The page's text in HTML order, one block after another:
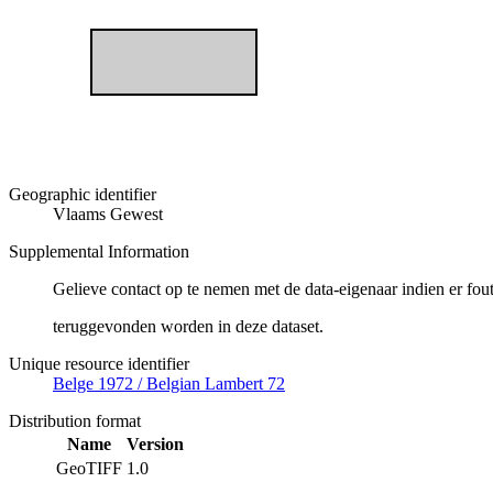
Geographic identifier
Vlaams Gewest
Supplemental Information
Gelieve contact op te nemen met de data-eigenaar indien er
teruggevonden worden in deze dataset.
Unique resource identifier
Belge 1972 / Belgian Lambert 72
Distribution format
Name
Version
GeoTIFF 1.0